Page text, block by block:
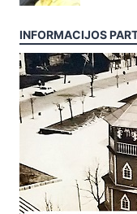
INFORMACIJOS